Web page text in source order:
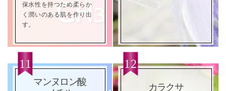
保水性を持つため柔らか
く潤いのある肌を作り出
す。
マンヌロン酸
カラクサ